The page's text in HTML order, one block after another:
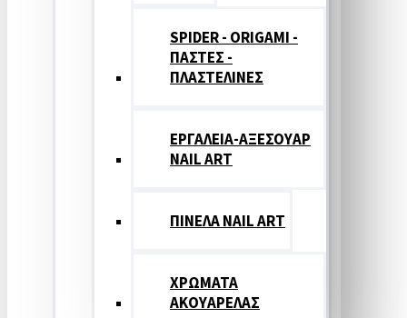
SPIDER - ORIGAMI -
ΠΑΣΤΕΣ -
ΠΛΑΣΤΕΛΙΝΕΣ
ΕΡΓΑΛΕΙΑ-ΑΞΕΣΟΥΑΡ
NAIL ART
ΠΙΝΕΛΑ NAIL ART
ΧΡΩΜΑΤΑ
ΑΚΟΥΑΡΕΛΑΣ